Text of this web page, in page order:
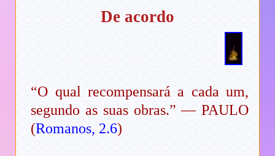
De acordo
“O qual recompensará a cada um,
segundo as suas obras.” — PAULO
(Romanos, 2.6)